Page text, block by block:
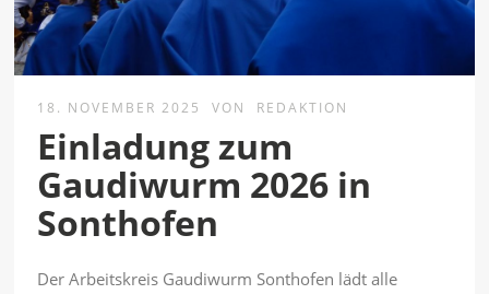
18. NOVEMBER 2025 VON REDAKTION
Einladung zum
Gaudiwurm 2026 in
Sonthofen
Der Arbeitskreis Gaudiwurm Sonthofen lädt alle